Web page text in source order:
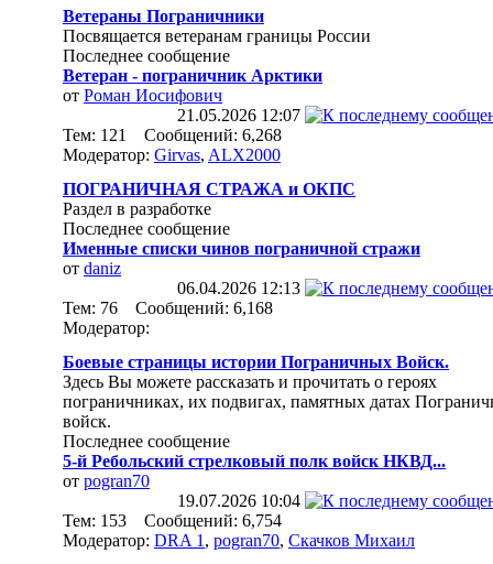
Ветераны Пограничники
Посвящается ветеранам границы России
Последнее сообщение
Ветеран - пограничник Арктики
от Роман Иосифович
21.05.2026 12:07
Тем: 121 Сообщений: 6,268
Модератор: Girvas, ALX2000
ПОГРАНИЧНАЯ СТРАЖА и ОКПС
Раздел в разработке
Последнее сообщение
Именные списки чинов пограничной стражи
от daniz
06.04.2026 12:13
Тем: 76 Сообщений: 6,168
Модератор:
Боевые страницы истории Пограничных Войск.
Здесь Вы можете рассказать и прочитать о героях
пограничниках, их подвигах, памятных датах
войск.
Последнее сообщение
5-й Ребольский стрелковый полк войск НКВД...
от pogran70
19.07.2026 10:04
Тем: 153 Сообщений: 6,754
Модератор: DRA 1 , pogran70, Скачков Михаил